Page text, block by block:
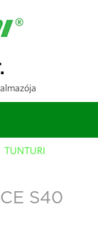
TUNTURI
S40